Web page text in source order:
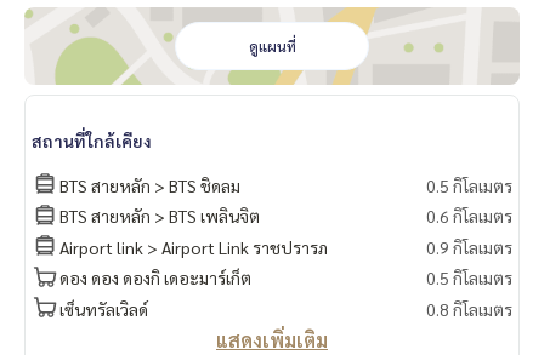
You can inbox or dm to ask more information, It’s my pleas
ure to give.
Tel :
093-943-4388
What App+6693-943-4388
LINE ID : @BPP2019
-
#Kong
ดูแผนที่
สถานที่ใกล้เคียง
BTS สายหลัก > BTS ชิดลม
0.5 กิโลเมตร
BTS สายหลัก > BTS เพลินจิต
0.6 กิโลเมตร
Airport link > Airport Link ราชปรารภ
0.9 กิโลเมตร
ดอง ดอง ดองกิ เดอะมาร์เก็ต
0.5 กิโลเมตร
เซ็นทรัลเวิลด์
0.8 กิโลเมตร
แสดงเพิ่มเติม